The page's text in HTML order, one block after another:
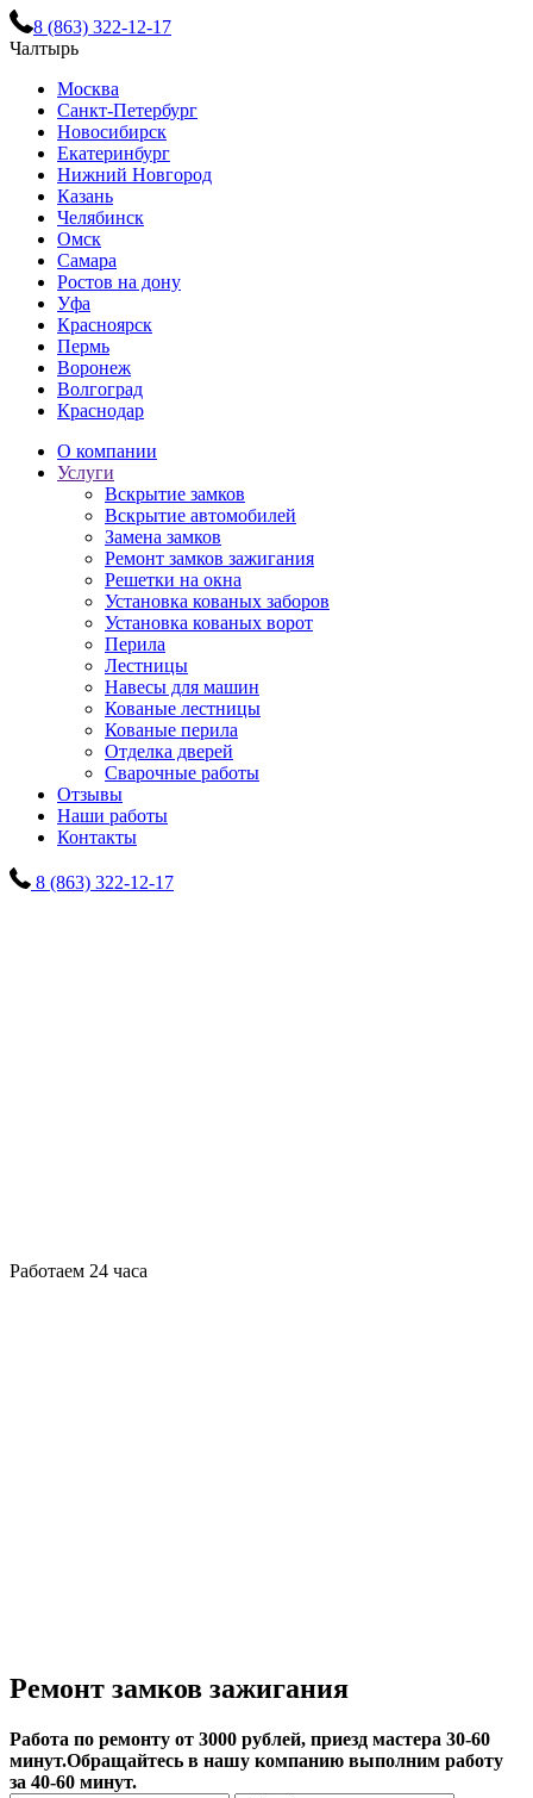
8 (863) 322-12-17
Чалтырь
Москва
Санкт-Петербург
Новосибирск
Екатеринбург
Нижний Новгород
Казань
Челябинск
Омск
Самара
Ростов на дону
Уфа
Красноярск
Пермь
Воронеж
Волгоград
Краснодар
О компании
Услуги
Вскрытие замков
Вскрытие автомобилей
Замена замков
Ремонт замков зажигания
Решетки на окна
Установка кованых заборов
Установка кованых ворот
Перила
Лестницы
Навесы для машин
Кованые лестницы
Кованые перила
Отделка дверей
Сварочные работы
Отзывы
Наши работы
Контакты
8 (863) 322-12-17
Работаем 24 часа
Ремонт замков зажигания
Работа по ремонту от 3000 рублей, приезд мастера 30-60
минут.Обращайтесь в нашу компанию выполним работу
за 40-60 минут.